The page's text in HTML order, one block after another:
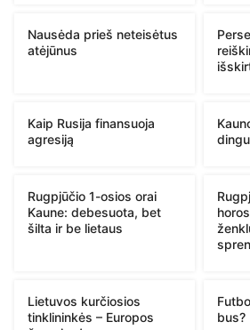
Nausėda prieš neteisėtus
atėjūnus
Kaip Rusija finansuoja
agresiją
Rugpjūčio 1-osios orai
Kaune: debesuota, bet
šilta ir be lietaus
Lietuvos kurčiosios
tinklininkės – Europos
bus?